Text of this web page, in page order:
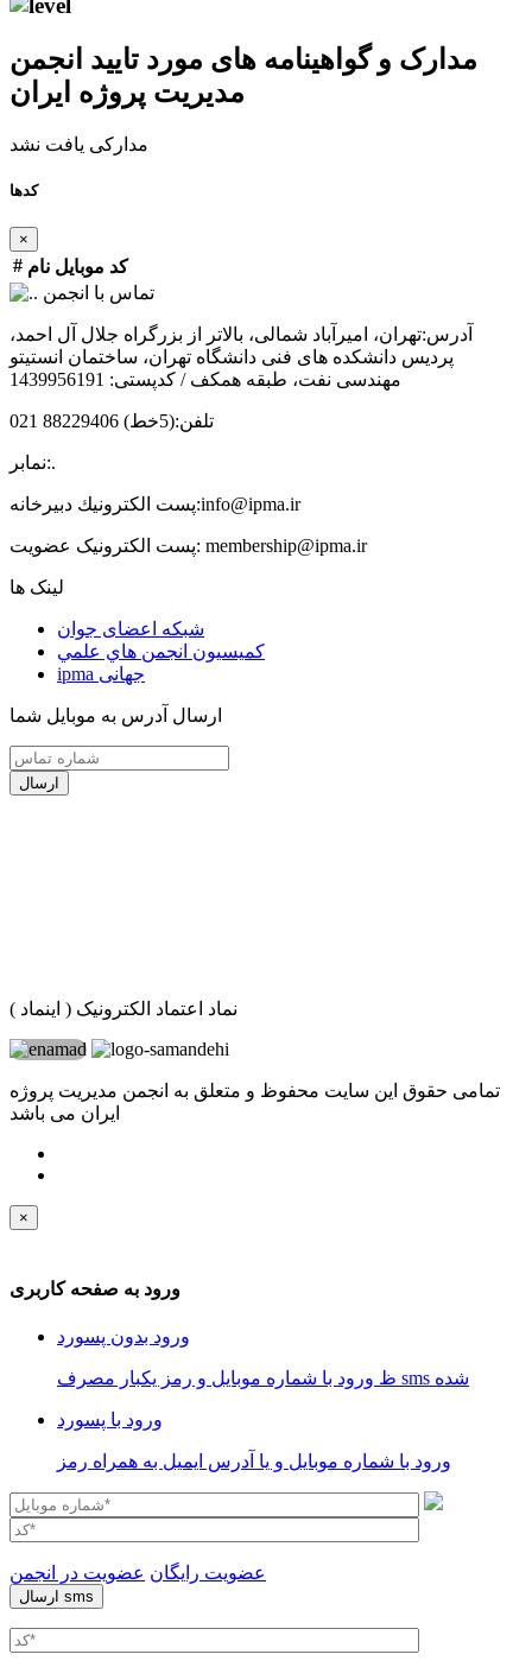
مدارک و گواهینامه های مورد تایید انجمن
مدیریت پروژه ایران
مدارکی یافت نشد
کدها
×
# نام موبایل کد
تماس با انجمن
آدرس:تهران، امیرآباد شمالی، بالاتر از بزرگراه جلال آل احمد،
پردیس دانشکده های فنی دانشگاه تهران، ساختمان انستیتو
مهندسی نفت، طبقه همکف / کدپستی: 1439956191
تلفن:(5خط) 88229406 021
نمابر:.
پست الكترونيك دبیرخانه:info@ipma.ir
پست الکترونیک عضویت: membership@ipma.ir
لینک ها
شبکه اعضای جوان
كميسيون انجمن هاي علمي
ipma جهانی
ارسال آدرس به موبایل شما
ارسال
نماد اعتماد الکترونیک ( اینماد )
تمامی حقوق این سایت محفوظ و متعلق به انجمن مدیریت پروژه
ایران می باشد
×
ورود به صفحه کاربری
ورود بدون پسورد
ظ ورود با شماره موبایل و رمز یکبار مصرف sms شده
ورود با پسورد
ورود با شماره موبایل و یا آدرس ایمیل به همراه رمز
عضویت رایگان عضویت در انجمن